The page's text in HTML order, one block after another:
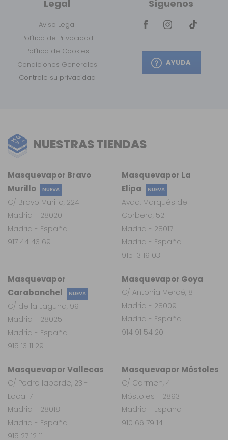
Legal
Aviso Legal
Política de Privacidad
Política de Cookies
Condiciones Generales
Controle su privacidad
Síguenos
AYUDA
NUESTRAS TIENDAS
Masquevapor
Carabanchel
NUEVA
C/ de la Laguna, 99
Madrid - 28025
Madrid - España
915 13 11 29
Masquevapor Vallecas
C/ Pedro laborde, 23 -
Local 7
Madrid - 28018
Madrid - España
915 27 12 11
Masquevapor Móstoles
C/ Carmen, 4
Móstoles - 28931
Madrid - España
910 66 79 14
Masquevapor Goya
C/ Antonia Mercé, 8
Madrid - 28009
Madrid - España
914 91 54 20
Masquevapor La
Elipa
NUEVA
Avda. Marqués de
Corbera, 52
Madrid - 28017
Madrid - España
915 13 19 03
Masquevapor Bravo
Murillo
NUEVA
C/ Bravo Murillo, 224
Madrid - 28020
Madrid - España
917 44 43 69